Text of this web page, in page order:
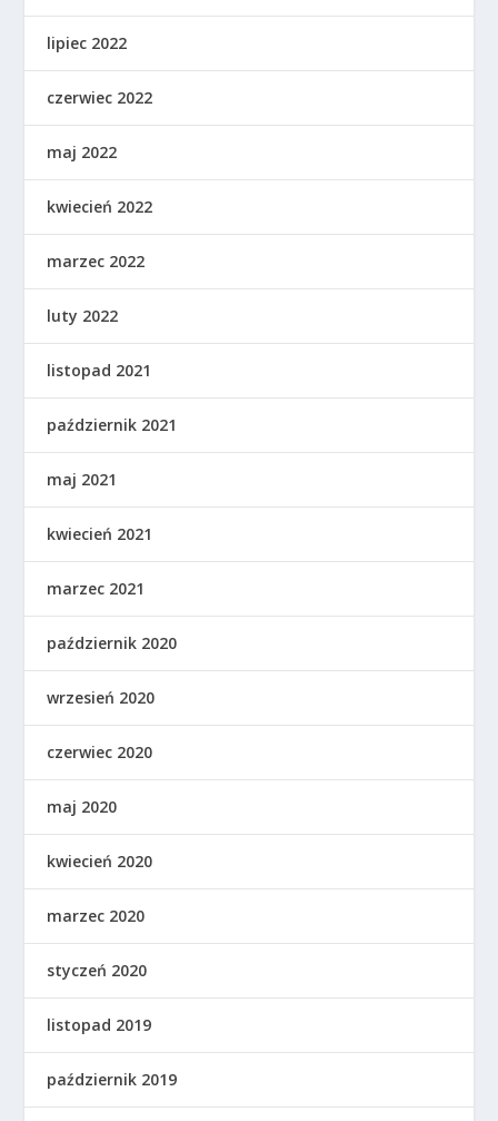
lipiec 2022
czerwiec 2022
maj 2022
kwiecień 2022
marzec 2022
luty 2022
listopad 2021
październik 2021
maj 2021
kwiecień 2021
marzec 2021
październik 2020
wrzesień 2020
czerwiec 2020
maj 2020
kwiecień 2020
marzec 2020
styczeń 2020
listopad 2019
październik 2019